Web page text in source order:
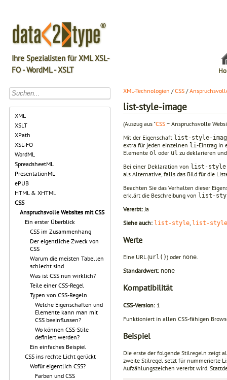
Ihre Spezialisten für XML XSL-
FO - WordML - XSLT
XML
XSLT
XPath
XSL-FO
WordML
SpreadsheetML
PresentationML
ePUB
HTML & XHTML
CSS
Anspruchsvolle Websites mit CSS
Ein erster Überblick
CSS im Zusammenhang
Der eigentliche Zweck von
CSS
Warum die meisten Tabellen
schlecht sind
Was ist CSS nun wirklich?
Teile einer CSS-Regel
Typen von CSS-Regeln
Welche Eigenschaften und
Elemente kann man mit
CSS beeinflussen?
Wo können CSS-Stile
definiert werden?
Ein einfaches Beispiel
CSS ins rechte Licht gerückt
Wofür eigentlich CSS?
Farben und CSS
XML-Technologien /CSS /
list-style-image
(Auszug aus "CSS − Anspruchsvolle
Mit der Eigenschaft list-style-
extra für jeden einzelnen li-Eintrag in
Elemente ol oder ul zu deklarieren
Bei einer Deklaration von list-style-
als Alternative, falls das Bild für die
Beachten Sie das Verhalten dieser
erklärt die Beschreibung von list-
Vererbt: Ja
Siehe auch: list-style list-
Werte
Eine URL (url()) oder none.
Standardwert: none
Kompatibilität
CSS-Version: 1
Funktioniert in allen CSS-fähigen
Beispiel
Die erste der folgende Stilregeln zeigt
zweite Stilregel setzt für nummerierte
Aufzählungszeichen vererbt wird.